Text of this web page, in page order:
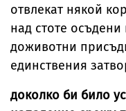
отвлекат някой
над стоте
доживотни
единствения
доколко би било